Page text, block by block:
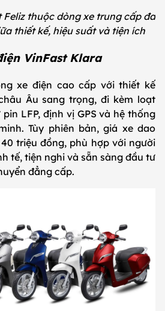
Feliz thuộc dòng xe trung cấp đa
thiết kế, hiệu suất và tiện ích
VinFast Klara
xe điện cao cấp với thiết kế
Âu sang trọng, đi kèm loạt
LFP, định vị GPS và hệ thống
Tùy phiên bản, giá xe dao
triệu đồng, phù hợp với người
tế, tiện nghi và sẵn sàng đầu tư
đẳng cấp.